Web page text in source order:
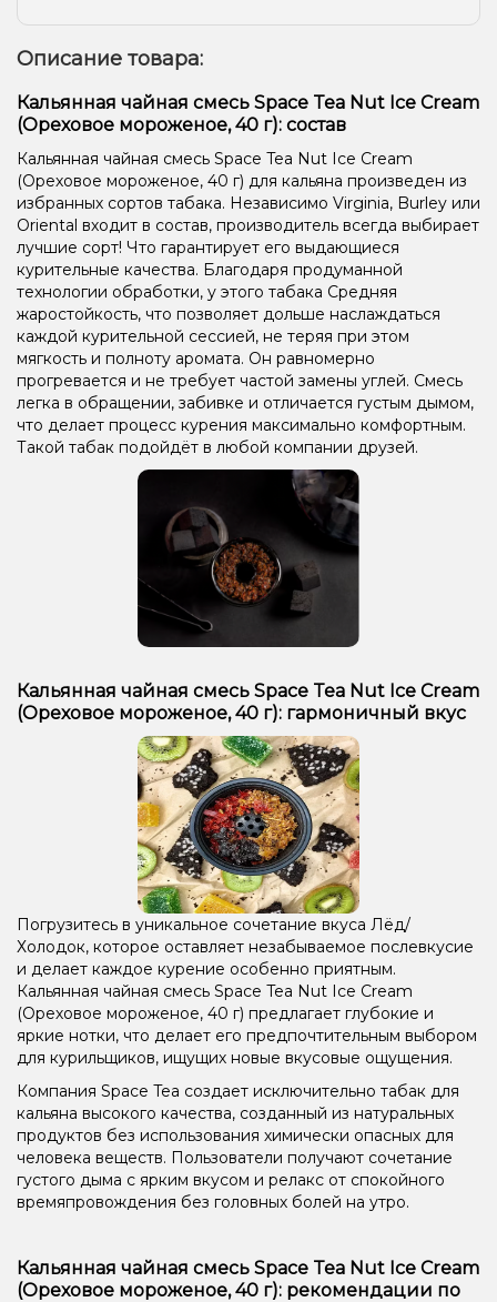
Описание товара:
Кальянная чайная смесь Space Tea Nut Ice Cream
(Ореховое мороженое, 40 г): состав
Кальянная чайная смесь Space Tea Nut Ice Cream
(Ореховое мороженое, 40 г) для кальяна произведен из
избранных сортов табака. Независимо Virginia, Burley или
Oriental входит в состав, производитель всегда выбирает
лучшие сорт! Что гарантирует его выдающиеся
курительные качества. Благодаря продуманной
технологии обработки, у этого табака Средняя
жаростойкость, что позволяет дольше наслаждаться
каждой курительной сессией, не теряя при этом
мягкость и полноту аромата. Он равномерно
прогревается и не требует частой замены углей. Смесь
легка в обращении, забивке и отличается густым дымом,
что делает процесс курения максимально комфортным.
Такой табак подойдёт в любой компании друзей.
Кальянная чайная смесь Space Tea Nut Ice Cream
(Ореховое мороженое, 40 г): гармоничный вкус
Погрузитесь в уникальное сочетание вкуса Лёд/
Холодок, которое оставляет незабываемое послевкусие
и делает каждое курение особенно приятным.
Кальянная чайная смесь Space Tea Nut Ice Cream
(Ореховое мороженое, 40 г) предлагает глубокие и
яркие нотки, что делает его предпочтительным выбором
для курильщиков, ищущих новые вкусовые ощущения.
Компания Space Tea создает исключительно табак для
кальяна высокого качества, созданный из натуральных
продуктов без использования химически опасных для
человека веществ. Пользователи получают сочетание
густого дыма с ярким вкусом и релакс от спокойного
времяпровождения без головных болей на утро.
Кальянная чайная смесь Space Tea Nut Ice Cream
(Ореховое мороженое, 40 г): рекомендации по